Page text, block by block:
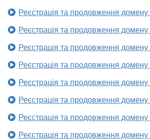
Реєстрація та продовження домену
Реєстрація та продовження домену
Реєстрація та продовження домену
Реєстрація та продовження домену
Реєстрація та продовження домену
Реєстрація та продовження домену
Реєстрація та продовження домену
Реєстрація та продовження домену